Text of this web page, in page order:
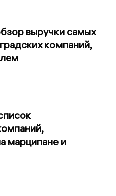
выручки самых
компаний,
марципане и